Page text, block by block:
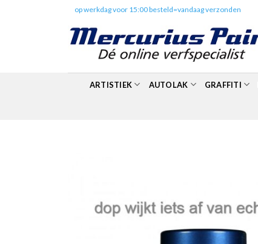
op werkdag voor 15:00 besteld=vandaag verzonden
ARTISTIEK AUTOLAK GRAFFITI